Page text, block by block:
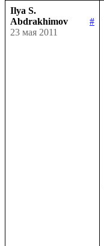
Ilya S.
Abdrakhimov
#
23 мая 2011